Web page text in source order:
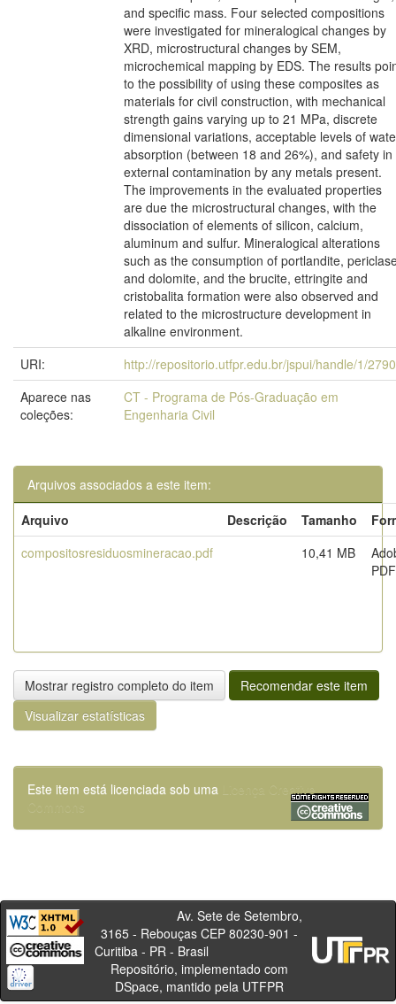
and specific mass. Four selected compositions
were investigated for mineralogical changes by
XRD, microstructural changes by SEM,
microchemical mapping by EDS. The results
to the possibility of using these composites as
materials for civil construction, with mechanical
strength gains varying up to 21 MPa, discrete
dimensional variations, acceptable levels of
absorption (between 18 and 26%), and safety in
external contamination by any metals present.
The improvements in the evaluated properties
are due the microstructural changes, with the
dissociation of elements of silicon, calcium,
aluminum and sulfur. Mineralogical alterations
such as the consumption of portlandite,
and dolomite, and the brucite, ettringite and
cristobalita formation were also observed and
related to the microstructure development in
alkaline environment.
URI:
http://repositorio.utfpr.edu.br/jspui/handle/1/
Aparece nas
coleções:
CT - Programa de Pós-Graduação em
Engenharia Civil
Arquivos associados a este item:
Arquivo
Descrição Tamanho
compositosresiduosmineracao.pdf
10,41 MB
PDF
Mostrar registro completo do item
Recomendar este item
Visualizar estatísticas
Este item está licenciada sob uma
Licença Creative
Commons
Av. Sete de Setembro,
3165 - Rebouças CEP 80230-901 -
Curitiba - PR - Brasil
Repositório, implementado com
DSpace, mantido pela UTFPR